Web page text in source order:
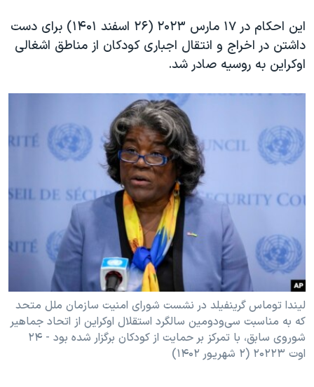
این احکام در ۱۷ مارس ۲۰۲۳ (۲۶ اسفند ۱۴۰۱) برای دست
داشتن در اخراج و انتقال اجباری کودکان از مناطق اشغالی
اوکراین به روسیه صادر شد.
لیندا توماس گرینفیلد در نشست شورای امنیت سازمان ملل متحد
که به مناسبت سی‌و‌دومین سالگرد استقلال اوکراین از اتحاد جماهیر
شوروی سابق، با تمرکز بر حمایت از کودکان برگزار شده بود - ۲۴
اوت ۲۰۲۲۳ (۲ شهریور ۱۴۰۲)